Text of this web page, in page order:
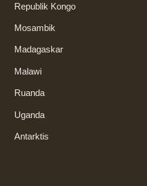
Republik Kongo
Mosambik
Madagaskar
Malawi
Ruanda
Uganda
Antarktis